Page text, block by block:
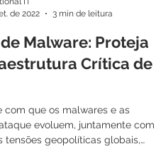
IT
de 2022
3 min de leitura
Malware: Proteja
com que os malwares e as